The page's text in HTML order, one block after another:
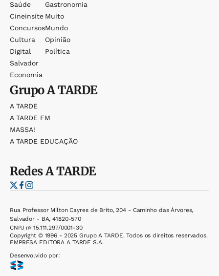
Saúde
Cineinsite
Concursos
Cultura
Digital
Salvador
Economia
Gastronomia
Muito
Mundo
Opinião
Política
GrupoA TARDE
A TARDE
A TARDE FM
MASSA!
A TARDE EDUCAÇÃO
RedesA TARDE
Rua Professor Milton Cayres de Brito, 204 - Caminho das Árvores,
Salvador - BA, 41820-570
CNPJ nº 15.111.297/0001-30
Copyright © 1996 - 2025 Grupo A TARDE. Todos os direitos reservados.
EMPRESA EDITORA A TARDE S.A.
Desenvolvido por: